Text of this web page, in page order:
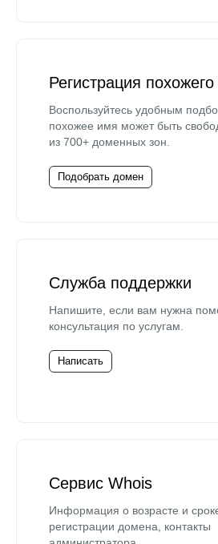
Регистрация
Воспользуйтесь удобным
похожее имя может быть
из 700+ доменных зон.
Подобрать домен
Служба поддержки
Напишите, если вам нужна
консультация по услугам.
Написать
Сервис Whois
Информация о возрасте и
регистрации домена, контакты